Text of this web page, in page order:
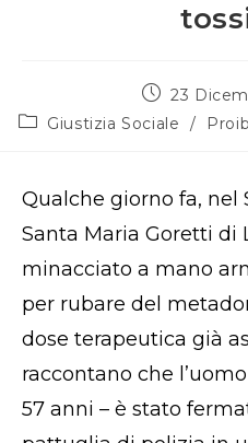
Articolo
pubblicato:
23
Categoria
Giustizia Sociale /
Qualche giorno fa, nel
Santa Maria Goretti di
minacciato a mano
per rubare del
dose terapeutica già
raccontano che
57 anni – è stato